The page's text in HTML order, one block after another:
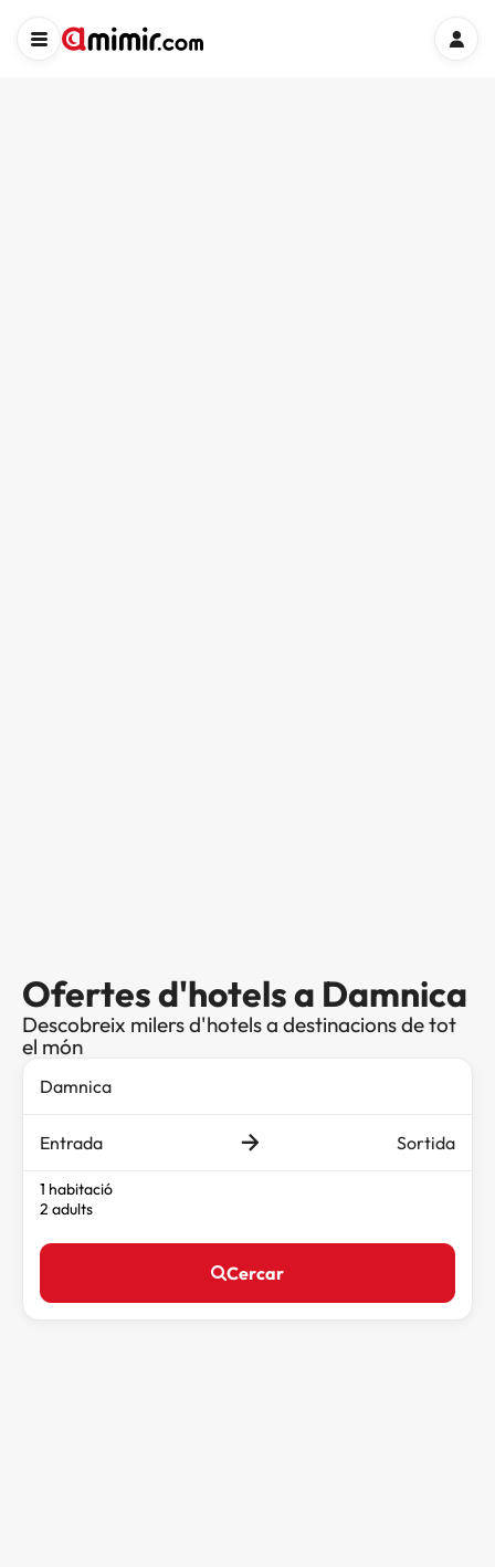
Ofertes d'hotels a Damnica
Descobreix milers d'hotels a destinacions de tot
el món
Entrada Sortida
1 habitació
2 adults
Cercar